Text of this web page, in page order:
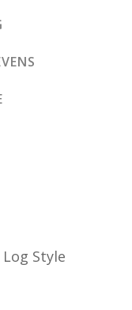
Style